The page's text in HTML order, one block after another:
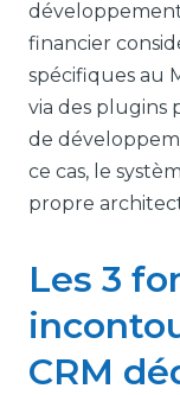
financier
spécifiques au
via des plugins
de
ce cas, le
propre
Les 3
CRM